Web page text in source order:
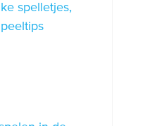
spelletjes